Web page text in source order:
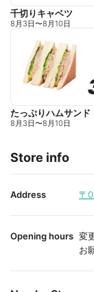
千切りキャベツ
8月3日〜8月10日
たっぷりハムサンド
8月3日〜8月10日
Store info
Address 〒
Opening hours 変
お